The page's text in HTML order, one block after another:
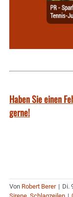
Haben Sie einen
gerne!
Von Robert Berer | Di.